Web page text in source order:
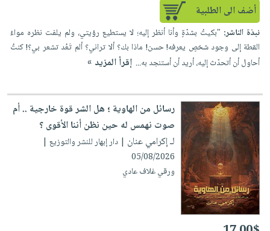
أضف الى الطلبية
نبذة الناشر: "بكيتُ بشدّةٍ وأنا أنظر إليه؛ لا يستطيع رؤيتي، ولم يلفت نظره مواءُ
القطة إلى وجود شخصٍ يعرفه! حسن! ماذا بك؟ ألا تراني؟ ألم تَعُد تشعر بي؟! كنتُ
أحاول أن أتحدّث إليه، أريد أن أستنجد به... إقرأ المزيد »
رسائل من الهاوية ؛ هل الشر قوة خارجية .. أم
صوت نهمس له حين نظن أننا الأقوى ؟
لـ إكرامي عنان | دار إبهار للنشر والتوزيع |
05/08/2026
ورقي غلاف عادي